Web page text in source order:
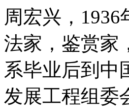
周宏兴，
法家，鉴赏家
系毕业后到中
发展工程组委